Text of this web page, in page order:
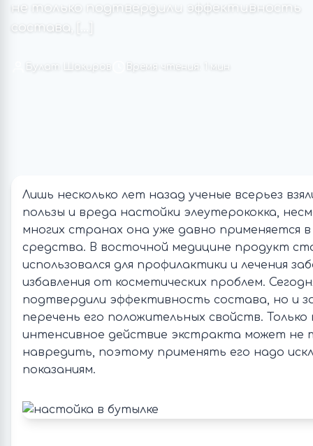
не только подтвердили эффективность
состава, […]
Булат Шакиров Время чтения: 1 мин
Лишь несколько лет назад ученые всерьез
пользы и вреда настойки элеутерококка,
многих странах она уже давно применяется в
средства. В восточной медицине продукт
использовался для профилактики и лечения
избавления от косметических проблем.
подтвердили эффективность состава, но и
перечень его положительных свойств.
интенсивное действие экстракта может не
навредить, поэтому применять его надо
показаниям.